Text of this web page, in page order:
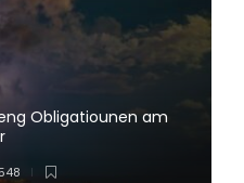
Obligatiounen am